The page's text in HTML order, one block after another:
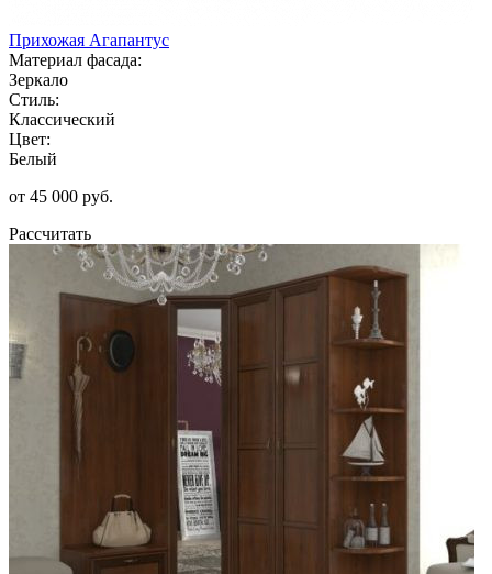
Прихожая Агапантус
Материал фасада:
Зеркало
Стиль:
Классический
Цвет:
Белый
от 45 000 руб.
Рассчитать